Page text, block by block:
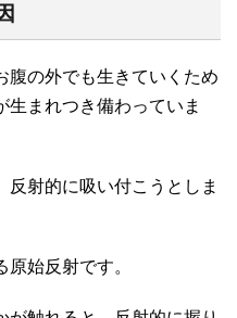
腹の外でも生きていくため
生まれつき備わっていま
射的に吸い付こうとしま
始反射です。